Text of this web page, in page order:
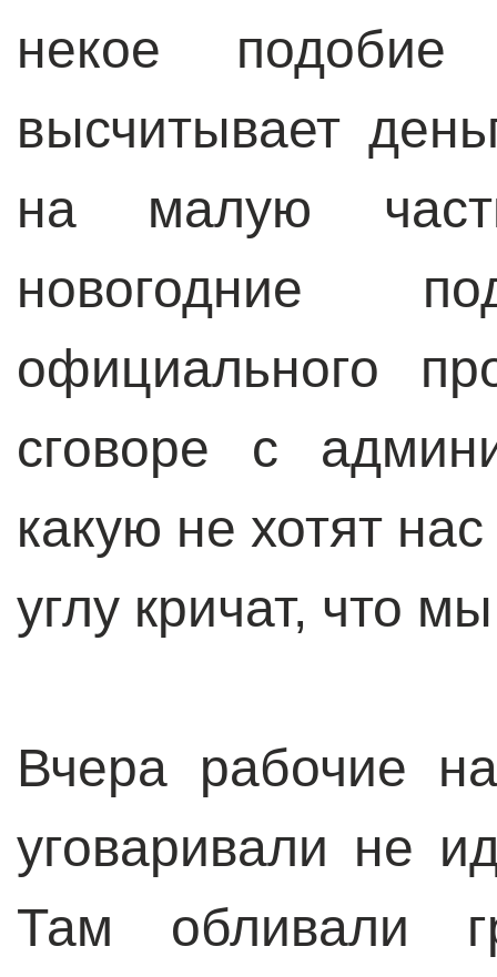
некое подобие
высчитывает
на малую
новогодние
официального
сговоре с
какую не хотят
углу кричат, что
Вчера рабочие
уговаривали не
Там обливали